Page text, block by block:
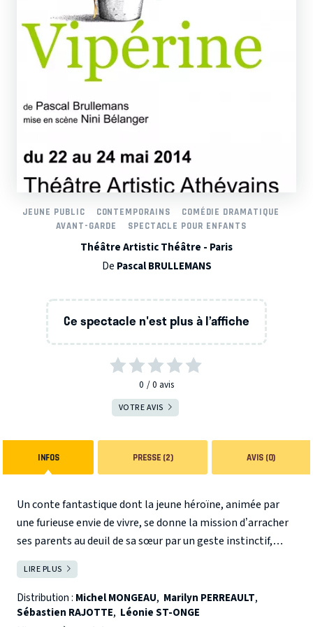
JEUNE PUBLIC CONTEMPORAINS
COMÉDIE DRAMATIQUE
AVANT-GARDE
SPECTACLE POUR ENFANTS
Théâtre Artistic Théâtre - Paris
De Pascal BRULLEMANS
Ce spectacle n'est plus à l’affiche
0 0 avis
VOTRE AVIS
INFOS PRESSE (2) AVIS (0)
Un conte fantastique dont la jeune héroïne, animée par
une furieuse envie de vivre, se donne la mission d’arracher
ses parents au deuil de sa sœur par un geste instinctif,
grave et drôle qui l’entraînera dans une épopée
rocambolesque et lumineuse. VIPERINE est un conte
fantastique abordant le thème du deuil… un récit
initiatique à travers lequel une petite fille amène ses
LIRE PLUS
Distribution : Michel MONGEAU, Marilyn PERREAULT,
Sébastien RAJOTTE, Léonie ST-ONGE